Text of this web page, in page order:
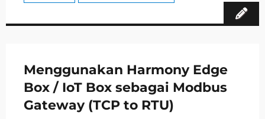
Menggunakan Harmony Edge
Box / IoT Box sebagai Modbus
Gateway (TCP to RTU)